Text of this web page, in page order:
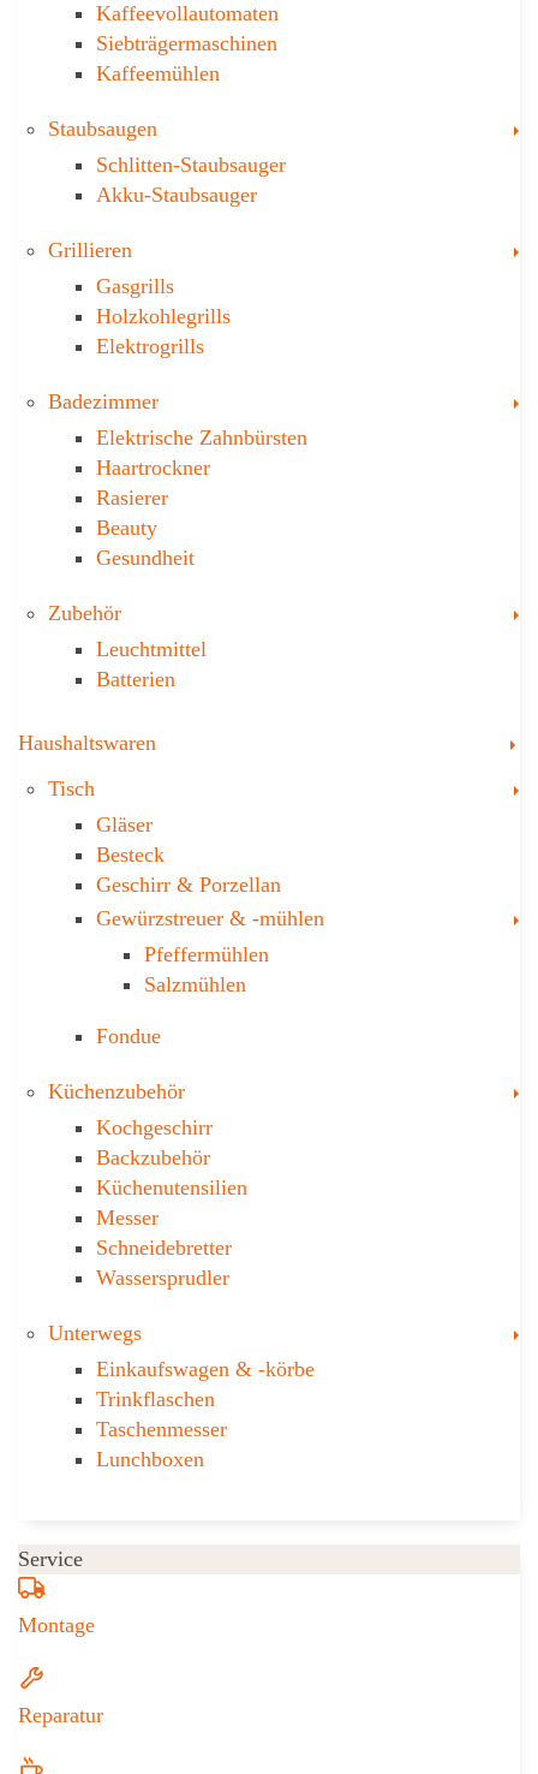
Kaffeevollautomaten
Siebträgermaschinen
Kaffeemühlen
Staubsaugen
Schlitten-Staubsauger
Akku-Staubsauger
Grillieren
Gasgrills
Holzkohlegrills
Elektrogrills
Badezimmer
Elektrische Zahnbürsten
Haartrockner
Rasierer
Beauty
Gesundheit
Zubehör
Leuchtmittel
Batterien
Haushaltswaren
Tisch
Gläser
Besteck
Geschirr & Porzellan
Gewürzstreuer­ & -mühlen
Pfeffermühlen
Salzmühlen
Fondue
Küchenzubehör
Kochgeschirr
Backzubehör
Küchenutensilien
Messer
Schneidebretter
Wassersprudler
Unterwegs
Einkaufswagen & ­-körbe
Trinkflaschen
Taschen­messer
Lunchboxen
Service
Montage
Reparatur